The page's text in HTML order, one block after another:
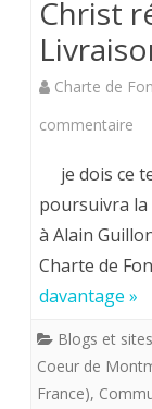
Christ
Charte de
commentaire
ou
je dois ce
poursuivra
à Alain
Charte de
davantage »
Blogs et
Coeur de
France),